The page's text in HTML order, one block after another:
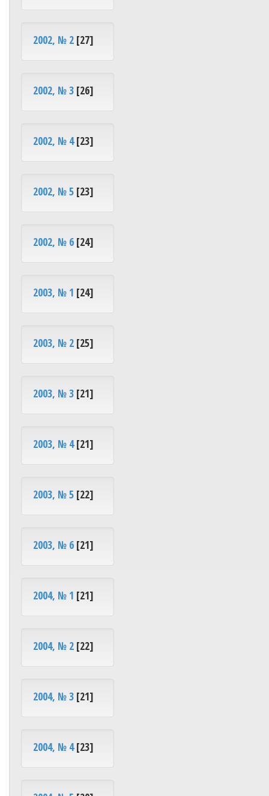
2002, № 2 [27]
2002, № 3 [26]
2002, № 4[23]
2002, № 5 [23]
2002, № 6 [24]
2003, № 1 [24]
2003, № 2 [25]
2003, № 3 [21]
2003, № 4[21]
2003, № 5 [22]
2003, № 6 [21]
2004, № 1 [21]
2004, № 2 [22]
2004, № 3 [21]
2004, № 4[23]